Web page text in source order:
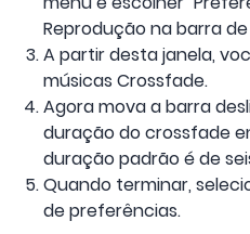
Reprodução na barra
A partir desta janela,
músicas Crossfade.
Agora mova a barra
duração do crossfade
duração padrão é de
Quando terminar,
de preferências.